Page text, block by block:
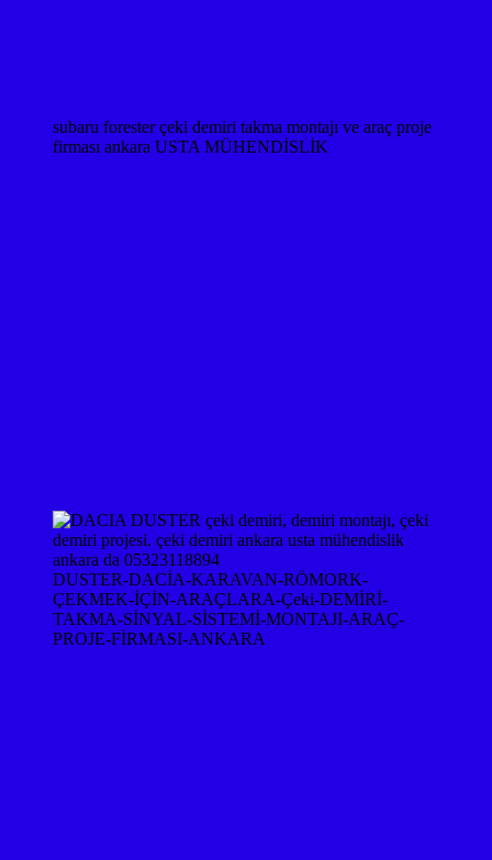
subaru forester çeki demiri takma montajı ve araç proje
firması ankara USTA MÜHENDİSLİK
DUSTER-DACİA-KARAVAN-RÖMORK-
ÇEKMEK-İÇİN-ARAÇLARA-Çeki-DEMİRİ-
TAKMA-SİNYAL-SİSTEMİ-MONTAJI-ARAÇ-
PROJE-FİRMASI-ANKARA